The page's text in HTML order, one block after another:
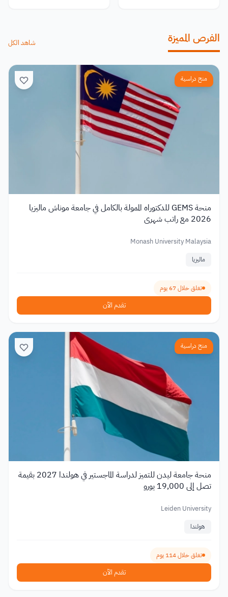
الفرص المميزة شاهد الكل
منح دراسية
منحة GEMS للدكتوراه الممولة بالكامل في جامعة موناش ماليزيا
2026 مع راتب شهري
Monash University Malaysia
ماليزيا
تغلق خلال 67 يوم
تقدم الآن
منح دراسية
منحة جامعة ليدن للتميز لدراسة الماجستير في هولندا 2027 بقيمة
تصل إلى 19,000 يورو
Leiden University
هولندا
تغلق خلال 114 يوم
تقدم الآن